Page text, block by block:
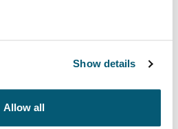
Show details
Allow all
vídeos o responder